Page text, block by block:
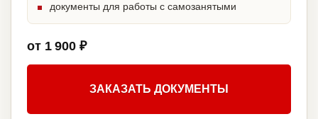
документы для работы с самозанятыми
от 1 900 ₽
ЗАКАЗАТЬ ДОКУМЕНТЫ